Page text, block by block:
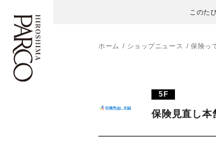
このた
施設案内・アクセス
ホーム ショップニュース 保険っ
5F
保険見直し本